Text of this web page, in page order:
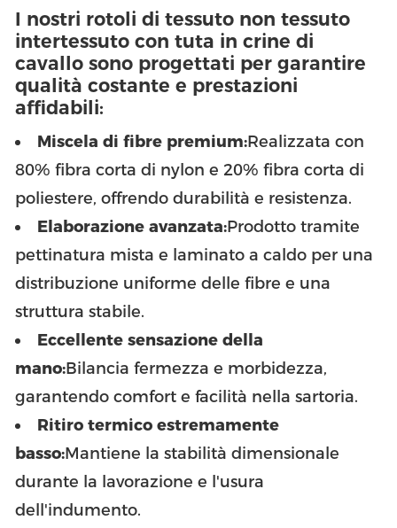
I nostri rotoli di tessuto non tessuto
intertessuto con tuta in crine di
cavallo sono progettati per garantire
qualità costante e prestazioni
affidabili:
Miscela di fibre premium:Realizzata con
80% fibra corta di nylon e 20% fibra corta di
poliestere, offrendo durabilità e resistenza.
Elaborazione avanzata:Prodotto tramite
pettinatura mista e laminato a caldo per una
distribuzione uniforme delle fibre e una
struttura stabile.
Eccellente sensazione della
mano:Bilancia fermezza e morbidezza,
garantendo comfort e facilità nella sartoria.
Ritiro termico estremamente
basso:Mantiene la stabilità dimensionale
durante la lavorazione e l'usura
dell'indumento.